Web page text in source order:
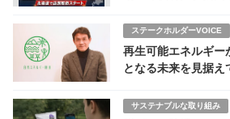
ステークホルダーVOICE
再生可能エネルギー
となる未来を見据え
サステナブルな取り組み